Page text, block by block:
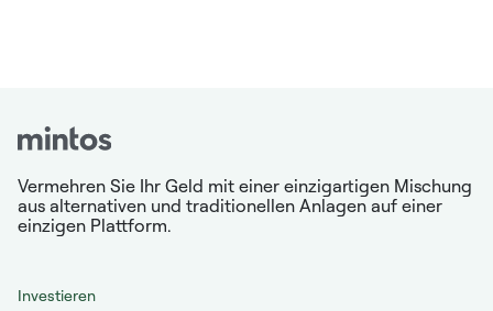
Vermehren Sie Ihr Geld mit einer einzigartigen Mischung
aus alternativen und traditionellen Anlagen auf einer
einzigen Plattform.
Investieren